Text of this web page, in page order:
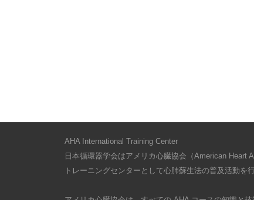
AHA International Training Center
日本循環器学会はアメリカ心臓協会（American Heart
トレーニングセンターとして心肺蘇生法の普及活動を